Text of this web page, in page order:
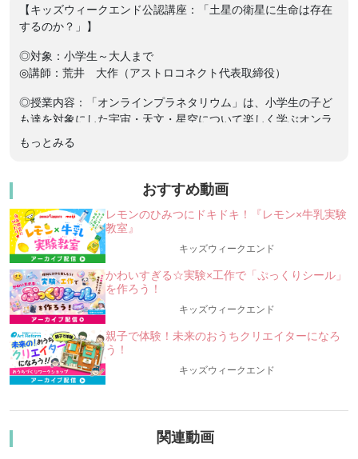
【キッズウィークエンド公認講座：「土星の衛星に生命は存在
するのか？」】
◎対象：小学生～大人まで
◎講師：荒井 大作（アストロコネクト代表取締役）
◎授業内容：「オンラインプラネタリウム」は、小学生の子ど
も達を対象にした宇宙・天文・星空について楽しく学ぶオンラ
イン講座です！今回のテーマは「土星の衛星に生命は存在する
のか？」です。
今まで、私たちの住む太陽系の中では、地球が「生命のいる
『唯一の星』」と考えられていました。
ですが最近、アメリカやヨーロッパの研究者の多くが、「太陽
系の中には、地球以外にも生命が住んでいるかも？」と本気で
考えて、調査を始めています。
今回は、現在わかっている、もっとも「地球外生命体」がいる
可能性のある、土星の衛星「エンケラドス」についてと、海外
の今後の探査計画を取り上げます。
「地球外生命体」に出会う日まで、あとわずか！？
【この講座で体験できること】
オンラインプラネタリウムや、星空や宇宙の映像を使って、
宇宙天文・星空について楽しく学ぶオンライン講座です
クイズを通して、宇宙のことや、宇宙開発、身近な星空につ
もっとみる
おすすめ動画
レモンのひみつにドキドキ！『レモン×牛乳実験
教室』
キッズウィークエンド
かわいすぎる☆実験×工作で「ぷっくりシール」
を作ろう！
キッズウィークエンド
親子で体験！未来のおうちクリエイターになろ
う！
キッズウィークエンド
関連動画